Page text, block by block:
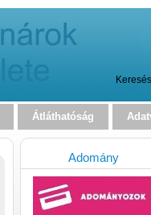
Átláthatóság
Adomány